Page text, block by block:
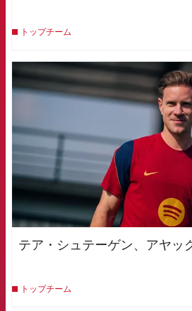
トップチーム
FCB
テア・シュテーゲン、アヤッ
トップチーム